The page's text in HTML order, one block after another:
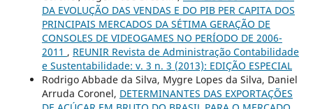
DA EVOLUÇÃO DAS VENDAS E DO PIB PER CAPITA DOS
PRINCIPAIS MERCADOS DA SÉTIMA GERAÇÃO DE
CONSOLES DE VIDEOGAMES NO PERÍODO DE 2006-
2011 , REUNIR Revista de Administração Contabilidade
e Sustentabilidade: v. 3 n. 3 (2013): EDIÇÃO ESPECIAL
Rodrigo Abbade da Silva, Mygre Lopes da Silva, Daniel
Arruda Coronel, DETERMINANTES DAS EXPORTAÇÕES